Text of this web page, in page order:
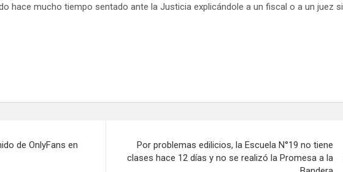
hace mucho tiempo sentado ante la Justicia explicándole a un fiscal o a un juez si
de OnlyFans en
Por problemas edilicios, la Escuela N°19 no tiene
clases hace 12 días y no se realizó la Promesa a la